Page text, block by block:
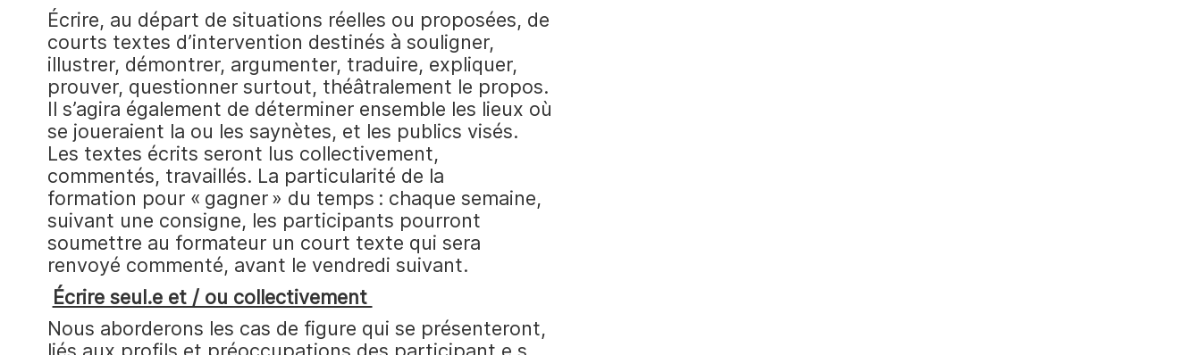
Écrire, au départ de situations réelles ou proposées, de
courts textes d’intervention destinés à souligner,
illustrer, démontrer, argumenter, traduire, expliquer,
prouver, questionner surtout, théâtralement le propos.
Il s’agira également de déterminer ensemble les lieux où
se joueraient la ou les saynètes, et les publics visés.
Les textes écrits seront lus collectivement,
commentés, travaillés. La particularité de la
formation pour « gagner » du temps : chaque semaine,
suivant une consigne, les participants pourront
soumettre au formateur un court texte qui sera
renvoyé commenté, avant le vendredi suivant.
Écrire seul.e et / ou collectivement
Nous aborderons les cas de figure qui se présenteront,